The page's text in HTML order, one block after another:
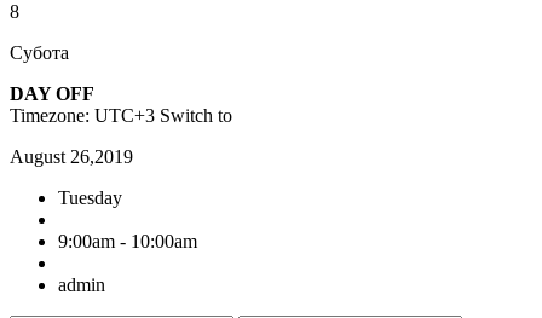
8
Субота
DAY OFF
Timezone: UTC+3 Switch to
August 26,2019
Tuesday
9:00am - 10:00am
admin